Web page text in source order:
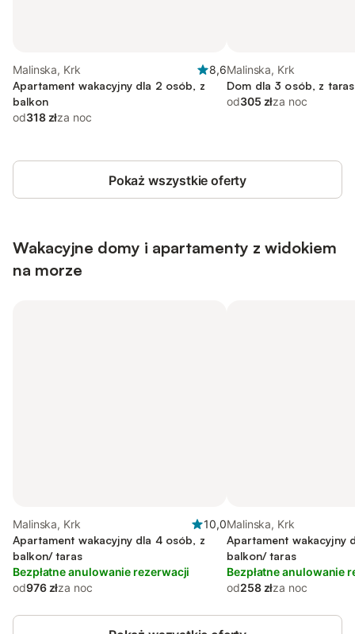
Malinska, Krk
8,6
Apartament wakacyjny dla 2 osób, z
balkon
od318 złza noc
Malinska, Krk
Dom dla 3 osób, z taras
od305 złza noc
Pokaż wszystkie oferty
Wakacyjne domy i apartamenty z widokiem
na morze
Malinska, Krk
10,0
Apartament wakacyjny dla 4 osób, z
balkon/ taras
Bezpłatne anulowanie rezerwacji
od976 złza noc
Malinska, Krk
Apartament wakacyjny
balkon/ taras
Bezpłatne anulowanie
od258 złza noc